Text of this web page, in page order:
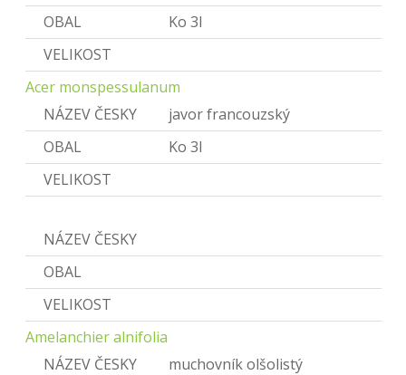
OBAL
Ko 3l
VELIKOST
Acer monspessulanum
NÁZEV ČESKY
javor francouzský
OBAL
Ko 3l
VELIKOST
NÁZEV ČESKY
OBAL
VELIKOST
Amelanchier alnifolia
NÁZEV ČESKY
muchovník olšolistý